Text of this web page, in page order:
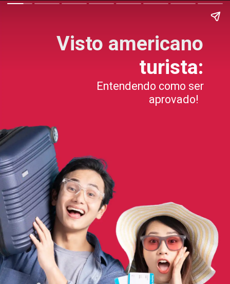
Visto americano
turista:
Entendendo como ser
aprovado!